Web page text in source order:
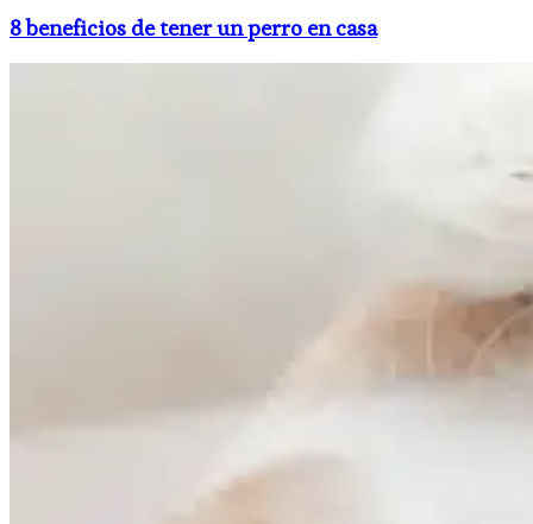
8 beneficios de tener un perro en casa